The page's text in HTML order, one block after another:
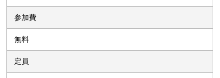
参加費
無料
定員